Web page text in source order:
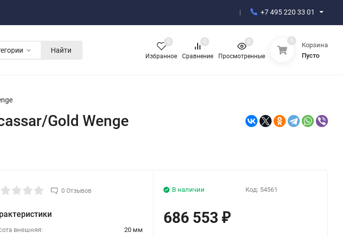
+7 495 220 33 01
Найти
Избранное
0
Сравнение
0
Просмотренные
0 0
Корзина
Пусто
Gold Wenge
0 Отзывов
внешняя: 20 мм
В наличии Код: 54561
686 553 ₽